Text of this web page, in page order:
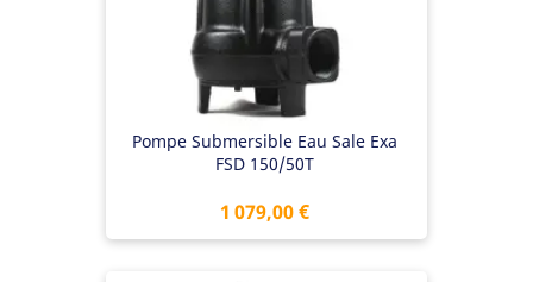
Pompe Submersible Eau Sale Exa
FSD 150/50T
Prix
1 079,00 €